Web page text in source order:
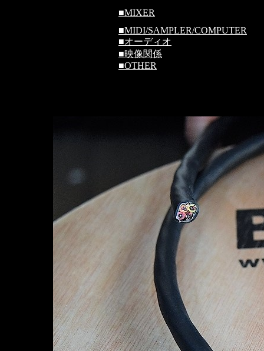
■MIXER
■MIDI/SAMPLER/COMPUTER
■オーディオ
■映像関係
■OTHER